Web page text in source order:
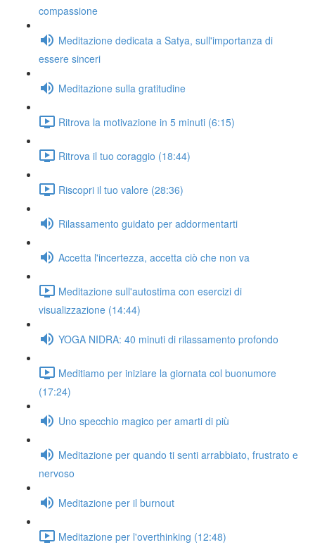
compassione
Meditazione dedicata a Satya, sull'importanza di
essere sinceri
Meditazione sulla gratitudine
Ritrova la motivazione in 5 minuti (6:15)
Ritrova il tuo coraggio (18:44)
Riscopri il tuo valore (28:36)
Rilassamento guidato per addormentarti
Accetta l'incertezza, accetta ciò che non va
Meditazione sull'autostima con esercizi di
visualizzazione (14:44)
YOGA NIDRA: 40 minuti di rilassamento profondo
Meditiamo per iniziare la giornata col buonumore
(17:24)
Uno specchio magico per amarti di più
Meditazione per quando ti senti arrabbiato, frustrato e
nervoso
Meditazione per il burnout
Meditazione per l'overthinking (12:48)